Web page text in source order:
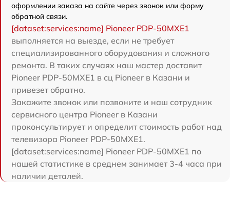
оформлении заказа на сайте через звонок или форму
обратной связи.
[dataset:services:name] Pioneer PDP-50MXE1
выполняется на выезде, если не требует
специализированного оборудования и сложного
ремонта. В таких случаях наш мастер доставит
Pioneer PDP-50MXE1 в сц Pioneer в Казани и
привезет обратно.
Закажите звонок или позвоните и наш сотрудник
сервисного центра Pioneer в Казани
проконсультирует и определит стоимость работ над
телевизора Pioneer PDP-50MXE1.
[dataset:services:name] Pioneer PDP-50MXE1 по
нашей статистике в среднем занимает 3-4 часа при
наличии деталей.